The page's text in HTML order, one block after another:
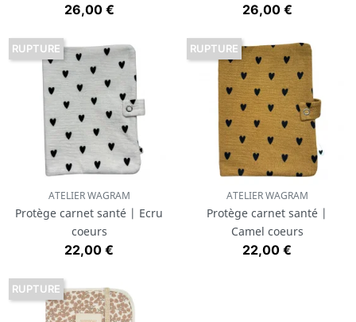
Prix
26,00 € Prix
26,00 €
ATELIER WAGRAM
Protège carnet santé | Ecru
coeurs
Prix
22,00 €
RUPTURE
ATELIER WAGRAM
Protège carnet santé |
Camel coeurs
Prix
22,00 €
RUPTURE
RUPTURE